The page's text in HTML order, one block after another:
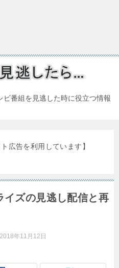
ビ番組を見逃した時に役立つ情報
広告を利用しています】
イズの見逃し配信と再
2018年11月12日